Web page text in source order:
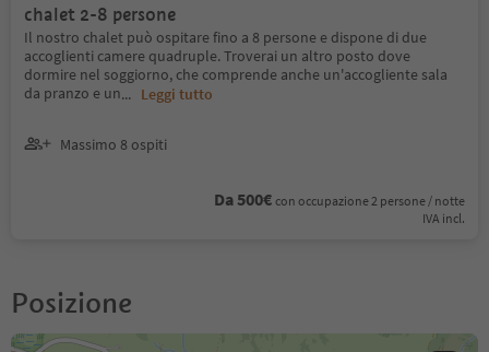
chalet 2-8 persone
Il nostro chalet può ospitare fino a 8 persone e dispone di due
accoglienti camere quadruple. Troverai un altro posto dove
dormire nel soggiorno, che comprende anche un'accogliente sala
da pranzo e un... Leggi tutto
Massimo 8 ospiti
Da 500€ con occupazione 2 persone / notte
IVA incl.
Posizione